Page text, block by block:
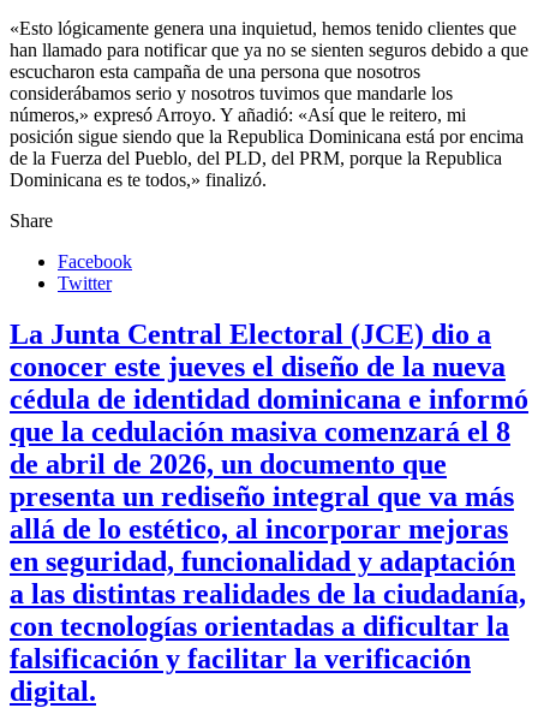
«Esto lógicamente genera una inquietud, hemos tenido clientes que
han llamado para notificar que ya no se sienten seguros debido a que
escucharon esta campaña de una persona que nosotros
considerábamos serio y nosotros tuvimos que mandarle los
números,» expresó Arroyo. Y añadió: «Así que le reitero, mi
posición sigue siendo que la Republica Dominicana está por encima
de la Fuerza del Pueblo, del PLD, del PRM, porque la Republica
Dominicana es te todos,» finalizó.
Share
Facebook
Twitter
La Junta Central Electoral (JCE) dio a
conocer este jueves el diseño de la nueva
cédula de identidad dominicana e informó
que la cedulación masiva comenzará el 8
de abril de 2026, un documento que
presenta un rediseño integral que va más
allá de lo estético, al incorporar mejoras
en seguridad, funcionalidad y adaptación
a las distintas realidades de la ciudadanía,
con tecnologías orientadas a dificultar la
falsificación y facilitar la verificación
digital.